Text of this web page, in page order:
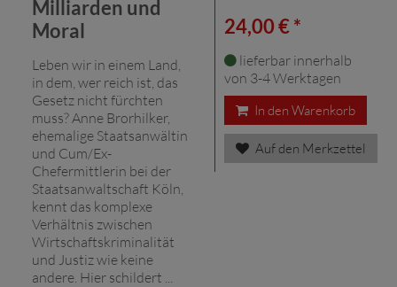
Milliarden und
Moral
Leben wir in einem Land,
in dem, wer reich ist, das
Gesetz nicht fürchten
muss? Anne Brorhilker,
ehemalige Staatsanwältin
und Cum/Ex-
Chefermittlerin bei der
Staatsanwaltschaft Köln,
kennt das komplexe
Verhältnis zwischen
Wirtschaftskriminalität
und Justiz wie keine
andere. Hier schildert ...
24,00 € *
lieferbar innerhalb
von 3-4 Werktagen
In den Warenkorb
Auf den Merkzettel